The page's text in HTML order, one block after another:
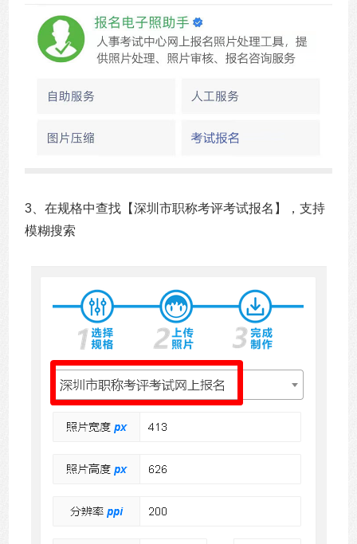
3、在规格中查找【深圳市职称考评考试报名】，支持
模糊搜索